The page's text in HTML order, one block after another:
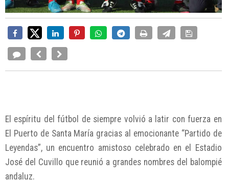
El espíritu del fútbol de siempre volvió a latir con fuerza en
El Puerto de Santa María gracias al emocionante “Partido de
Leyendas”, un encuentro amistoso celebrado en el Estadio
José del Cuvillo que reunió a grandes nombres del balompié
andaluz.